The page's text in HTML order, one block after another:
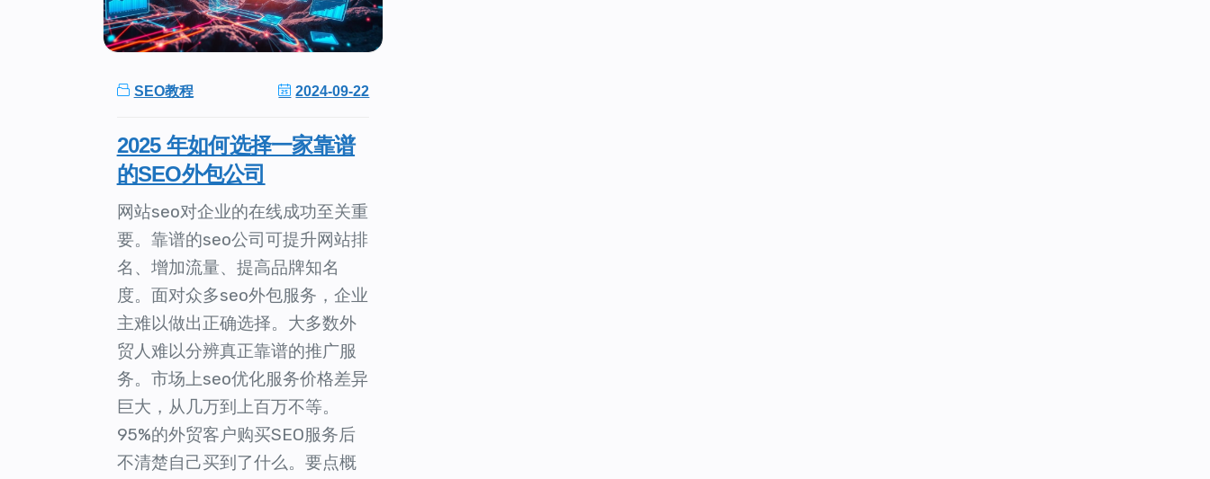
SEO教程 2024-09-22
2025 年如何选择一家靠谱
的SEO外包公司
网站seo对企业的在线成功至关重
要。靠谱的seo公司可提升网站排
名、增加流量、提高品牌知名
度。面对众多seo外包服务，企业
主难以做出正确选择。大多数外
贸人难以分辨真正靠谱的推广服
务。市场上seo优化服务价格差异
巨大，从几万到上百万不等。
95%的外贸客户购买SEO服务后
不清楚自己买到了什么。要点概